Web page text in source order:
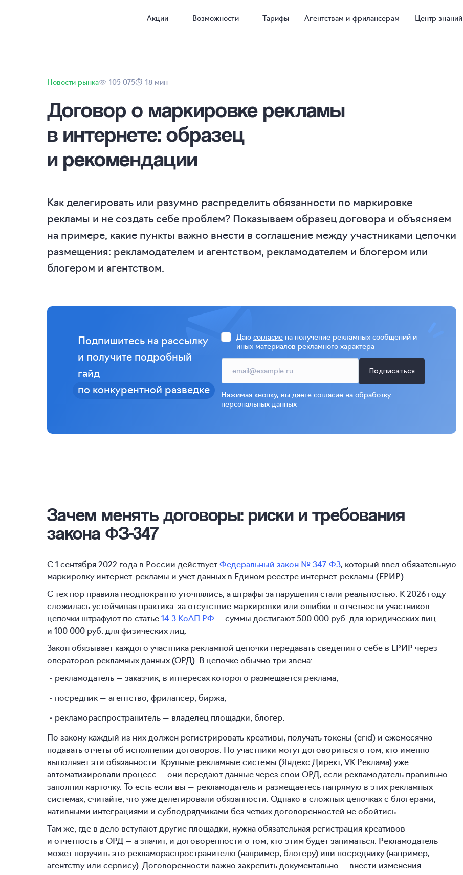
Акции Возможности Тарифы Агентствам и фрилансерам Центр знаний
Новости рынка 105 075 18 мин
Договор о маркировке рекламы
в интернете: образец
и рекомендации
Как делегировать или разумно распределить обязанности по маркировке
рекламы и не создать себе проблем? Показываем образец договора и объясняем
на примере, какие пункты важно внести в соглашение между участниками цепочки
размещения: рекламодателем и агентством, рекламодателем и блогером или
блогером и агентством.
Подпишитесь на рассылку
и получите подробный
гайд
по конкурентной разведке
Даю согласие на получение рекламных сообщений и
иных материалов рекламного характера
Подписаться
Нажимая кнопку, вы даете согласие на обработку
персональных данных
Зачем менять договоры: риски и требования
закона ФЗ-347
С 1 сентября 2022 года в России действуетФедеральный закон № 347-ФЗ, который ввел обязательную
маркировку интернет-рекламы и учет данных в Едином реестре интернет-рекламы (ЕРИР).
С тех пор правила неоднократно уточнялись, а штрафы за нарушения стали реальностью. К 2026 году
сложилась устойчивая практика: за отсутствие маркировки или ошибки в отчетности участников
цепочки штрафуют по статье14.3 КоАП РФ — суммы достигают 500 000 руб. для юридических лиц
и 100 000 руб. для физических лиц.
Закон обязывает каждого участника рекламной цепочки передавать сведения о себе в ЕРИР через
операторов рекламных данных (ОРД). В цепочке обычно три звена:
рекламодатель — заказчик, в интересах которого размещается реклама;
посредник — агентство, фрилансер, биржа;
рекламораспространитель — владелец площадки, блогер.
По закону каждый из них должен регистрировать креативы, получать токены (erid) и ежемесячно
подавать отчеты об исполнении договоров. Но участники могут договориться о том, кто именно
выполняет эти обязанности. Крупные рекламные системы (Яндекс.Директ, VK Реклама) уже
автоматизировали процесс — они передают данные через свои ОРД, если рекламодатель правильно
заполнил карточку. То есть если вы — рекламодатель и размещаетесь напрямую в этих рекламных
системах, считайте, что уже делегировали обязанности. Однако в сложных цепочках с блогерами,
нативными интеграциями и субподрядчиками без четких договоренностей не обойтись.
Там же, где в дело вступают другие площадки, нужна обязательная регистрация креативов
и отчетность в ОРД — а значит, и договоренности о том, кто этим будет заниматься. Рекламодатель
может поручить это рекламораспространителю (например, блогеру) или посреднику (например,
агентству или сервису). Договоренности важно закрепить документально — внести изменения